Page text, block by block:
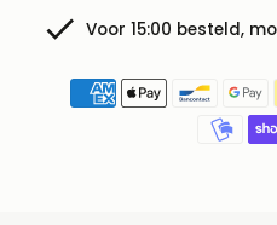
Voor 15:00 besteld,